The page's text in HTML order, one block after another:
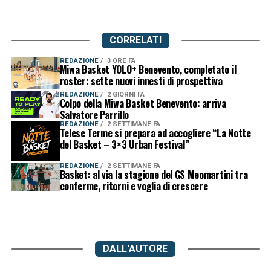
CORRELATI
REDAZIONE 3 ORE FA
Miwa Basket YOLO+ Benevento, completato il
roster: sette nuovi innesti di prospettiva
REDAZIONE 2 GIORNI FA
Colpo della Miwa Basket Benevento: arriva
Salvatore Parrillo
REDAZIONE 2 SETTIMANE FA
Telese Terme si prepara ad accogliere “La Notte
del Basket – 3×3 Urban Festival”
REDAZIONE 2 SETTIMANE FA
Basket: al via la stagione del GS Meomartini tra
conferme, ritorni e voglia di crescere
DALL'AUTORE